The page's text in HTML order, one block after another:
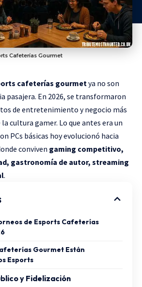
Cafeterías Gourmet
cafeterías gourmetya no son
pasajera. En 2026, se transformaron
de entretenimiento y negocio más
cultura gamer. Lo que antes era un
PCs básicas hoy evolucionó hacia
conviven gaming competitivo,
gastronomía de autor, streaming
.
de Esports Cafeterías
Gourmet Están
Esports
y Fidelización